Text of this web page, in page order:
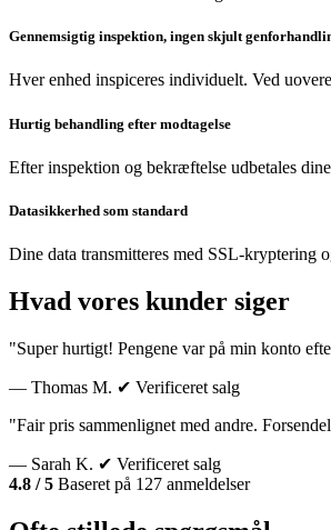
Gennemsigtig inspektion, ingen skjult
Hver enhed inspiceres individuelt. Ved
Hurtig behandling efter modtagelse
Efter inspektion og bekræftelse udbetales
Datasikkerhed som standard
Dine data transmitteres med SSL-kryptering
Hvad vores kunder siger
"Super hurtigt! Pengene var på min konto
— Thomas M. ✔ Verificeret salg
"Fair pris sammenlignet med andre.
— Sarah K. ✔ Verificeret salg
4.8 / 5 Baseret på 127 anmeldelser